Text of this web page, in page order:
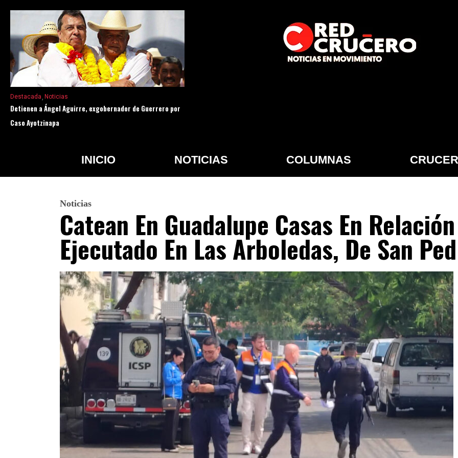
Destacada Noticias
Detienen a Ángel Aguirre, exgobernador de Guerrero por
Caso Ayotzinapa
INICIO NOTICIAS COLUMNAS
Noticias
Catean En Guadalupe Casas En
Ejecutado En Las Arboledas, De San